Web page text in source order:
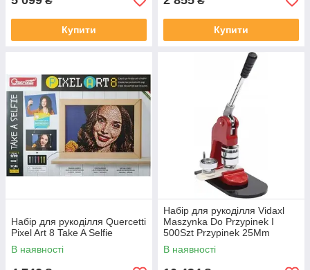
Купити Купити
Набір для рукоділля Quercetti
Pixel Art 8 Take A Selfie
В наявності
Набір для рукоділля Vidaxl
Maszynka Do Przypinek I
500Szt Przypinek 25Mm
В наявності